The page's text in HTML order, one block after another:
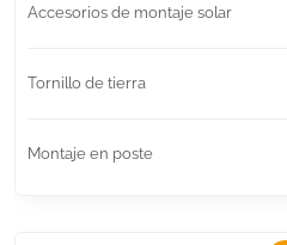
Accesorios de montaje solar
Tornillo de tierra
Montaje en poste